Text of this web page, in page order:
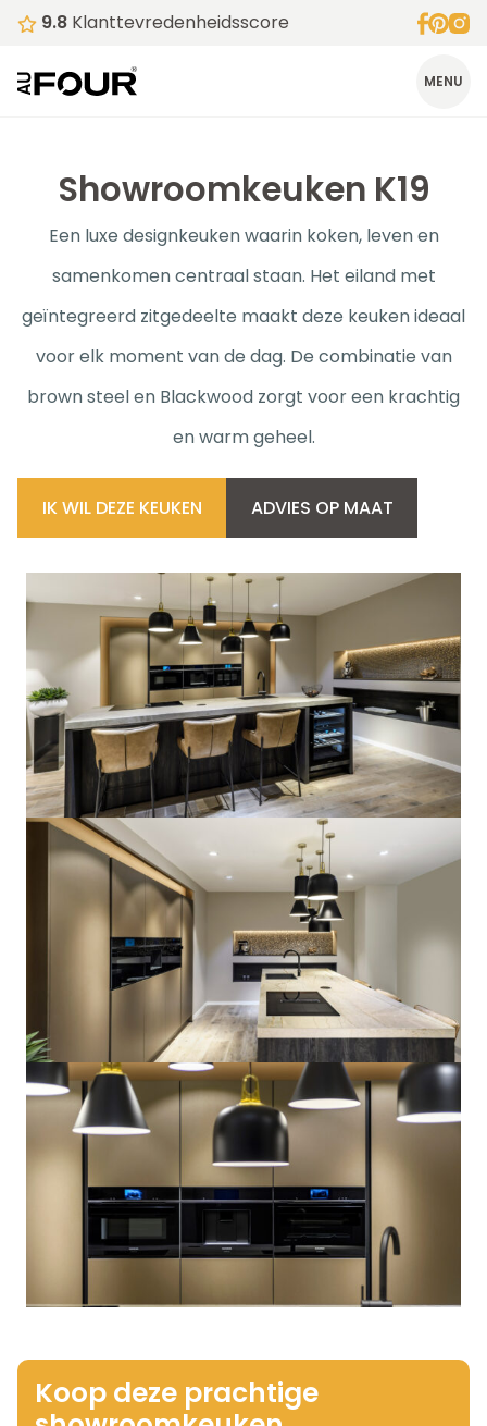
9.8 Klanttevredenheidsscore
MENU
Showroomkeuken K19
Een luxe designkeuken waarin koken, leven en
samenkomen centraal staan. Het eiland met
geïntegreerd zitgedeelte maakt deze keuken ideaal
voor elk moment van de dag. De combinatie van
brown steel en Blackwood zorgt voor een krachtig
en warm geheel.
IK WIL DEZE KEUKEN ADVIES OP MAAT
Koop deze prachtige